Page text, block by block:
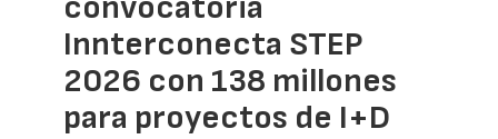
Innterconecta STEP
2026 con 138 millones
para proyectos de I+D